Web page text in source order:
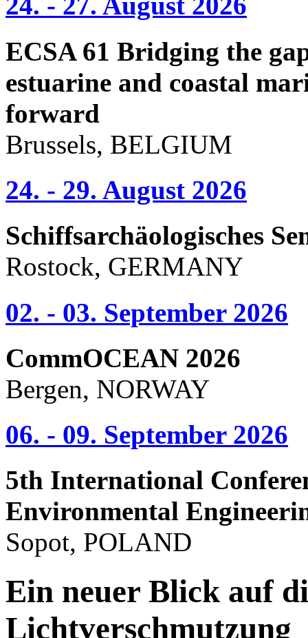
ECSA 61 Bridging the
estuarine and coastal
forward
Brussels, BELGIUM
24. - 29. August 2026
Schiffsarchäologisches
Rostock, GERMANY
02. - 03. September 2026
CommOCEAN 2026
Bergen, NORWAY
06. - 09. September 2026
5th International
Environmental
Sopot, POLAND
Ein neuer Blick auf
Lichtverschmutzung